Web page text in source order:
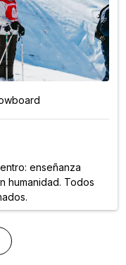
enseñanza
humanidad. Todos